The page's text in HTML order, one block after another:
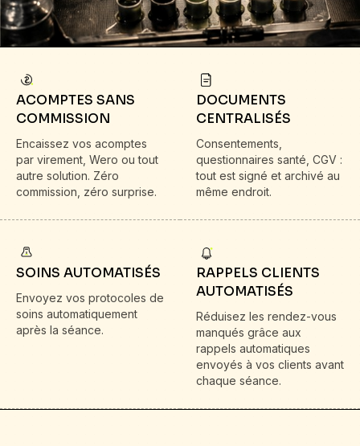
ACOMPTES SANS
COMMISSION
Encaissez vos acomptes
par virement, Wero ou tout
autre solution. Zéro
commission, zéro surprise.
DOCUMENTS
CENTRALISÉS
Consentements,
questionnaires santé, CGV :
tout est signé et archivé au
même endroit.
SOINS AUTOMATISÉS
Envoyez vos protocoles de
soins automatiquement
après la séance.
RAPPELS CLIENTS
AUTOMATISÉS
Réduisez les rendez-vous
manqués grâce aux
rappels automatiques
envoyés à vos clients avant
chaque séance.